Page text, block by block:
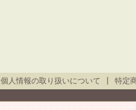
個人情報の取り扱いについて 特定